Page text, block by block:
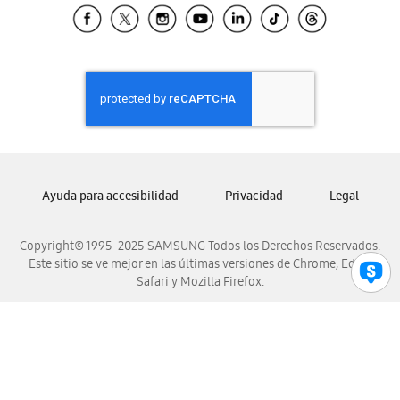
Samsung El Salvador
Samsung Honduras
Samsung Nicaragua
Samsung Panamá
Samsung Venezuela
Copyright© 1995-2025 SAMSUNG Todos los Derechos Reservados.
Este sitio se ve mejor en las últimas versiones de Chrome, Edge,
Safari y Mozilla Firefox.
Ayuda para accesibilidad Privacidad Legal